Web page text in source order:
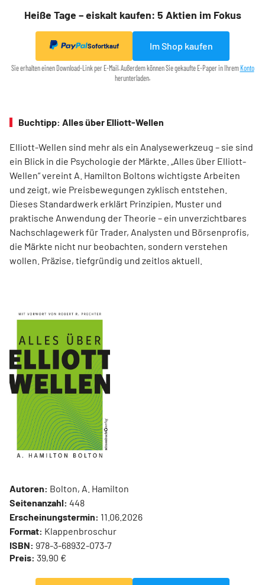
Heiße Tage – eiskalt kaufen: 5 Aktien im Fokus
Sofortkauf Im Shop kaufen
Sie erhalten einen Download-Link per E-Mail. Außerdem können Sie gekaufte E-Paper in Ihrem Konto
herunterladen.
Buchtipp: Alles über Elliott-Wellen
Elliott-Wellen sind mehr als ein Analysewerkzeug – sie sind
ein Blick in die Psychologie der Märkte. „Alles über Elliott-
Wellen“ vereint A. Hamilton Boltons wichtigste Arbeiten
und zeigt, wie Preisbewegungen zyklisch entstehen.
Dieses Standardwerk erklärt Prinzipien, Muster und
praktische Anwendung der Theorie – ein unverzichtbares
Nachschlagewerk für Trader, Analysten und Börsenprofis,
die Märkte nicht nur beobachten, sondern verstehen
wollen. Präzise, tiefgründig und zeitlos aktuell.
Autoren: Bolton, A. Hamilton
Seitenanzahl: 448
Erscheinungstermin: 11.06.2026
Format: Klappenbroschur
ISBN: 978-3-68932-073-7
Preis: 39,90 €